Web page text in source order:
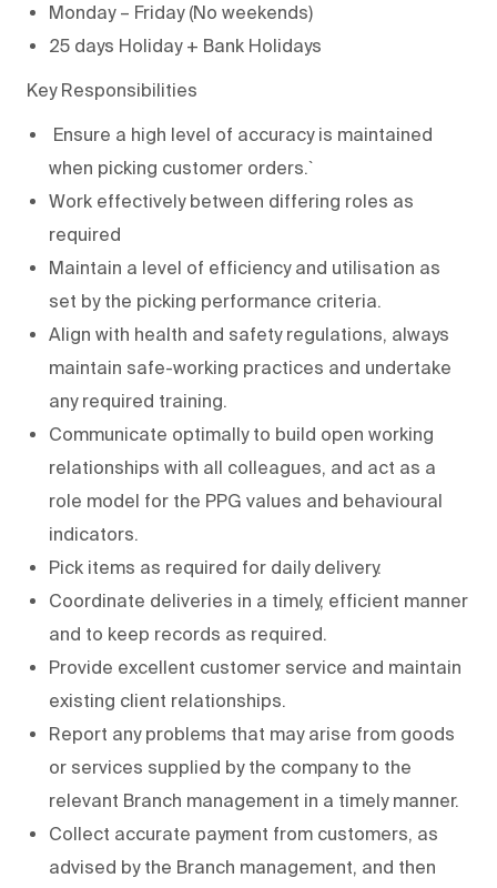
Monday – Friday (No weekends)
25 days Holiday + Bank Holidays
Key Responsibilities
Ensure a high level of accuracy is maintained
when picking customer orders.`
Work effectively between differing roles as
required
Maintain a level of efficiency and utilisation as
set by the picking performance criteria.
Align with health and safety regulations, always
maintain safe-working practices and undertake
any required training.
Communicate optimally to build open working
relationships with all colleagues, and act as a
role model for the PPG values and behavioural
indicators.
Pick items as required for daily delivery.
Coordinate deliveries in a timely, efficient manner
and to keep records as required.
Provide excellent customer service and maintain
existing client relationships.
Report any problems that may arise from goods
or services supplied by the company to the
relevant Branch management in a timely manner.
Collect accurate payment from customers, as
advised by the Branch management, and then